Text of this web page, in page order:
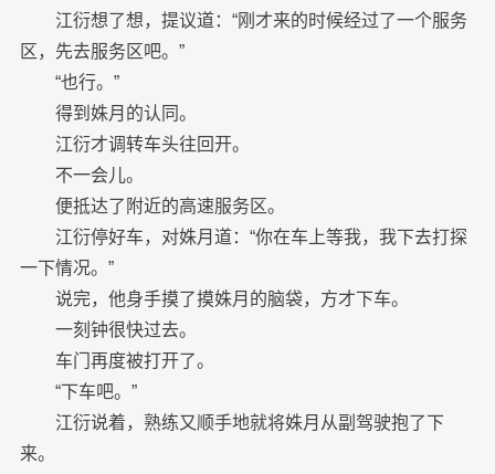
江衍想了想，提议道：“刚才来的时候经过了一个服务
区，先去服务区吧。”
“也行。”
得到姝月的认同。
江衍才调转车头往回开。
不一会儿。
便抵达了附近的高速服务区。
江衍停好车，对姝月道：“你在车上等我，我下去打探
一下情况。”
说完，他身手摸了摸姝月的脑袋，方才下车。
一刻钟很快过去。
车门再度被打开了。
“下车吧。”
江衍说着，熟练又顺手地就将姝月从副驾驶抱了下
来。